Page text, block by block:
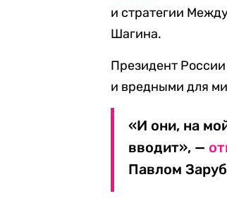
и стратегии
Шагина.
Президент
и вредными для
«И они, на
вводит», —
Павлом